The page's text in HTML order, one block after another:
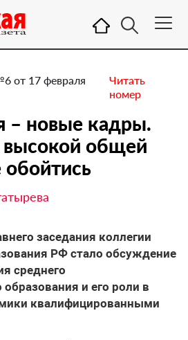
от 17 февраля
Читать
номер
– новые кадры.
высокой общей
обойтись
заседания коллегии
РФ стало обсуждение
среднего
и его роли в
квалифицированными